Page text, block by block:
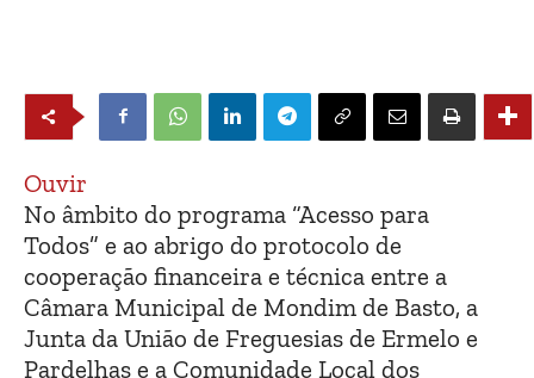
Ouvir
No âmbito do programa “Acesso para
Todos” e ao abrigo do protocolo de
cooperação financeira e técnica entre a
Câmara Municipal de Mondim de Basto, a
Junta da União de Freguesias de Ermelo e
Pardelhas e a Comunidade Local dos